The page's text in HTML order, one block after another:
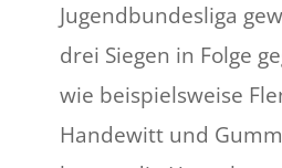
Jugendbundesliga
drei Siegen in Folge
wie beispielsweise
Handewitt und